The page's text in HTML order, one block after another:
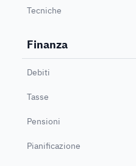
Tecniche
Finanza
Debiti
Tasse
Pensioni
Pianificazione